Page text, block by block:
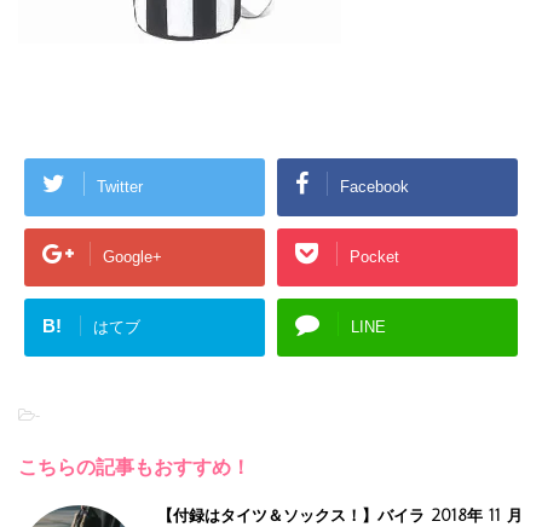
Twitter Facebook
Google+ Pocket
B! はてブ LINE
-
こちらの記事もおすすめ！
【付録はタイツ＆ソックス！】バイラ 2018年 11 月